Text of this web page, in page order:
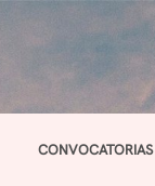
CONVOCATORIAS